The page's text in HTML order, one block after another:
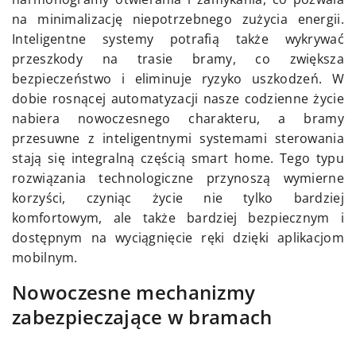
na minimalizację niepotrzebnego zużycia energii.
Inteligentne systemy potrafią także wykrywać
przeszkody na trasie bramy, co zwiększa
bezpieczeństwo i eliminuje ryzyko uszkodzeń. W
dobie rosnącej automatyzacji nasze codzienne życie
nabiera nowoczesnego charakteru, a bramy
przesuwne z inteligentnymi systemami sterowania
stają się integralną częścią smart home. Tego typu
rozwiązania technologiczne przynoszą wymierne
korzyści, czyniąc życie nie tylko bardziej
komfortowym, ale także bardziej bezpiecznym i
dostępnym na wyciągnięcie ręki dzięki aplikacjom
mobilnym.
Nowoczesne mechanizmy
zabezpieczające w bramach